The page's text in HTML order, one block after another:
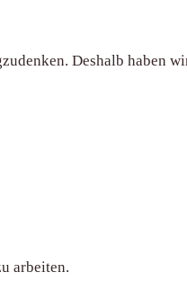
Deshalb haben
arbeiten.